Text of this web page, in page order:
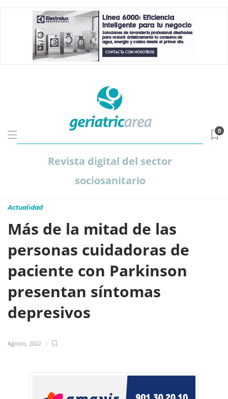
Revista digital del sector
sociosanitario
0
Actualidad
Más de la mitad de las
personas cuidadoras de
paciente con Parkinson
presentan síntomas
depresivos
Agosto, 2022